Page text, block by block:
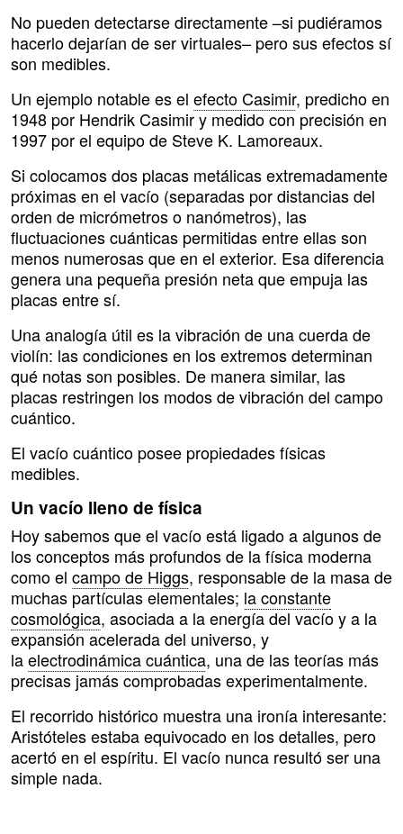
No pueden detectarse directamente –si pudiéramos
hacerlo dejarían de ser virtuales– pero sus efectos sí
son medibles.
Un ejemplo notable es el efecto Casimir, predicho en
1948 por Hendrik Casimir y medido con precisión en
1997 por el equipo de Steve K. Lamoreaux.
Si colocamos dos placas metálicas extremadamente
próximas en el vacío (separadas por distancias del
orden de micrómetros o nanómetros), las
fluctuaciones cuánticas permitidas entre ellas son
menos numerosas que en el exterior. Esa diferencia
genera una pequeña presión neta que empuja las
placas entre sí.
Una analogía útil es la vibración de una cuerda de
violín: las condiciones en los extremos determinan
qué notas son posibles. De manera similar, las
placas restringen los modos de vibración del campo
cuántico.
El vacío cuántico posee propiedades físicas
medibles.
Un vacío lleno de física
Hoy sabemos que el vacío está ligado a algunos de
los conceptos más profundos de la física moderna
como el campo de Higgs, responsable de la masa de
muchas partículas elementales; la constante
cosmológica, asociada a la energía del vacío y a la
expansión acelerada del universo, y
laelectrodinámica cuántica, una de las teorías más
precisas jamás comprobadas experimentalmente.
El recorrido histórico muestra una ironía interesante:
Aristóteles estaba equivocado en los detalles, pero
acertó en el espíritu. El vacío nunca resultó ser una
simple nada.